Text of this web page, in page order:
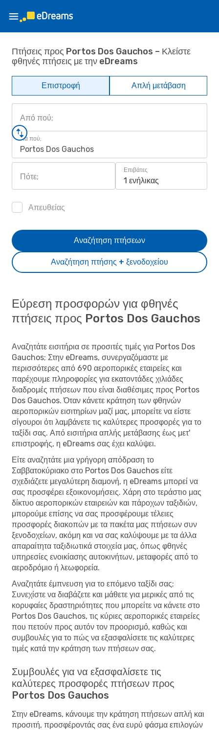
Πτήσεις προς Portos Dos Gauchos – Κλείστε
φθηνές πτήσεις με την eDreams
Επιστροφή Απλή μετάβαση
Από πού;
Για πού;
Portos Dos Gauchos
Πότε;
Επιβάτες
1 ενήλικας
Απευθείας
Αναζήτηση πτήσης + ξενοδοχείου
Αναζήτηση πτήσεων
Εύρεση προσφορών για φθηνές
πτήσεις προς Portos Dos Gauchos
Αναζητάτε εισιτήρια σε προσιτές τιμές για Portos Dos
Gauchos; Στην eDreams, συνεργαζόμαστε με
περισσότερες από 690 αεροπορικές εταιρείες και
παρέχουμε πληροφορίες για εκατοντάδες χιλιάδες
διαδρομές πτήσεων που είναι διαθέσιμες προς Portos
Dos Gauchos. Όταν κάνετε κράτηση των φθηνών
αεροπορικών εισιτηρίων μαζί μας, μπορείτε να είστε
σίγουροι ότι λαμβάνετε τις καλύτερες προσφορές για το
ταξίδι σας. Από εισιτήρια απλής μετάβασης έως μετ'
επιστροφής, η eDreams σας έχει καλύψει.
Είτε αναζητάτε μια γρήγορη απόδραση το
Σαββατοκύριακο στο Portos Dos Gauchos είτε
σχεδιάζετε μεγαλύτερη διαμονή, η eDreams μπορεί να
σας προσφέρει εξοικονομήσεις. Χάρη στο τεράστιο μας
δίκτυο αεροπορικών εταιρειών και πάροχων ταξιδιών,
μπορούμε επίσης να σας προσφέρουμε τέλειες
προσφορές διακοπών με τα πακέτα μας πτήσεων συν
ξενοδοχείων, ακόμη και να σας καλύψουμε με τα άλλα
απαραίτητα ταξιδιωτικά στοιχεία μας, όπως φθηνές
υπηρεσίες ενοικίασης αυτοκινήτων, μεταφορές από το
αεροδρόμιο ή λεωφορεία.
Αναζητάτε έμπνευση για το επόμενο ταξίδι σας;
Συνεχίστε να διαβάζετε και μάθετε για μερικές από τις
κορυφαίες δραστηριότητες που μπορείτε να κάνετε στο
Portos Dos Gauchos, τις κύριες αεροπορικές εταιρείες
που πετούν προς αυτόν τον προορισμό, καθώς και
συμβουλές για το πώς να εξασφαλίσετε τις καλύτερες
τιμές κατά την κράτηση των πτήσεων σας.
Συμβουλές για να εξασφαλίσετε τις
καλύτερες προσφορές πτήσεων προς
Portos Dos Gauchos
Στην eDreams, κάνουμε την κράτηση πτήσεων απλή και
προσιτή, προσφέροντάς σας ένα ευρύ φάσμα επιλογών